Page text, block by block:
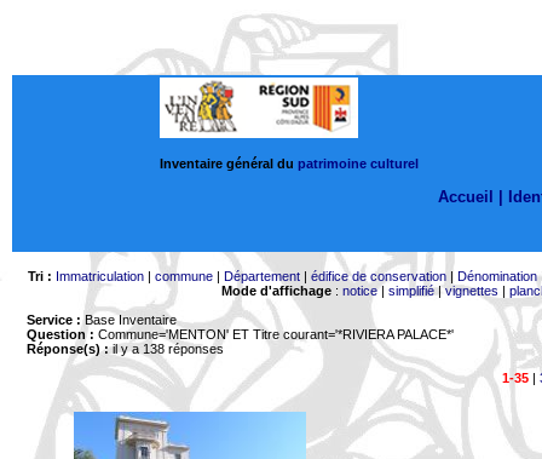
Inventaire général du patrimoine culturel
Accueil |
Tri : Immatriculation| commune| Département| édifice de conservation| Dénomination
Mode d'affichage: notice| simplifié|vignettes |
Service : Base Inventaire
Question : Commune='MENTON' ET Titre courant='*RIVIERA PALACE*'
Réponse(s) :il y a 138 réponses
1-35|